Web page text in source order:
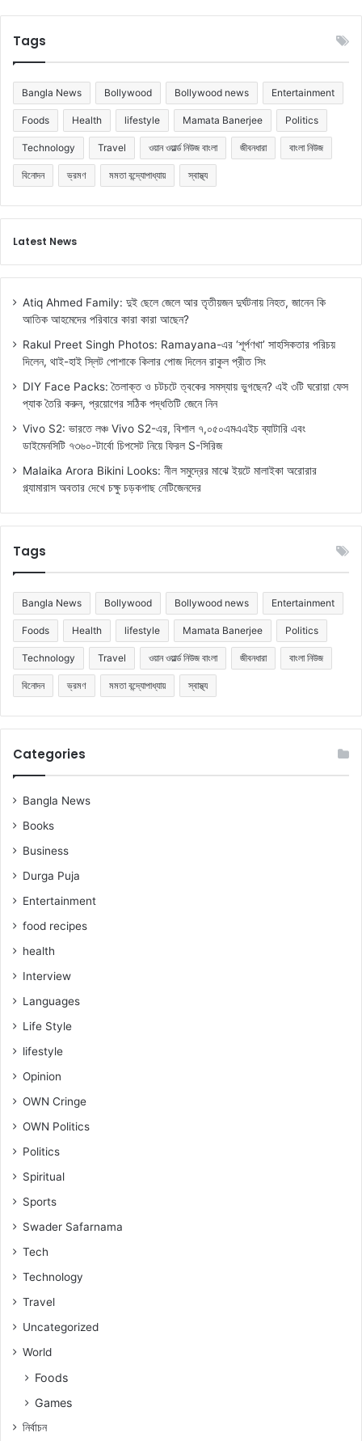
Tags
Bangla News Bollywood Bollywood news Entertainment
Foods Health lifestyle Mamata Banerjee Politics
Technology Travel ওয়ান ওয়ার্ল্ড নিউজ বাংলা জীবনধারা বাংলা নিউজ
বিনোদন ভ্রমণ মমতা বন্দ্যোপাধ্যায় স্বাস্থ্য
Latest News
Atiq Ahmed Family: দুই ছেলে জেলে আর তৃতীয়জন দুর্ঘটনায় নিহত, জানেন কি
আতিক আহমেদের পরিবারে কারা কারা আছেন?
Rakul Preet Singh Photos: Ramayana-এর ‘শূর্পণখা’ সাহসিকতার পরিচয়
দিলেন, থাই-হাই স্লিট পোশাকে কিলার পোজ দিলেন রাকুল প্রীত সিং
DIY Face Packs: তৈলাক্ত ও চটচটে ত্বকের সমস্যায় ভুগছেন? এই ৩টি ঘরোয়া ফেস
প্যাক তৈরি করুন, প্রয়োগের সঠিক পদ্ধতিটি জেনে নিন
Vivo S2: ভারতে লঞ্চ Vivo S2-এর, বিশাল ৭,০৫০এমএএইচ ব্যাটারি এবং
ডাইমেনসিটি ৭৩৬০-টার্বো চিপসেট নিয়ে ফিরল S-সিরিজ
Malaika Arora Bikini Looks: নীল সমুদ্রের মাঝে ইয়টে মালাইকা অরোরার
গ্ল্যামারাস অবতার দেখে চক্ষু চড়কগাছ নেটিজেনদের
Tags
Bangla News Bollywood Bollywood news Entertainment
Foods Health lifestyle Mamata Banerjee Politics
Technology Travel ওয়ান ওয়ার্ল্ড নিউজ বাংলা জীবনধারা বাংলা নিউজ
বিনোদন ভ্রমণ মমতা বন্দ্যোপাধ্যায় স্বাস্থ্য
Categories
Bangla News
Books
Business
Durga Puja
Entertainment
food recipes
health
Interview
Languages
Life Style
lifestyle
Opinion
OWN Cringe
OWN Politics
Politics
Spiritual
Sports
Swader Safarnama
Tech
Technology
Travel
Uncategorized
World
Foods
Games
নিৰ্বাচন